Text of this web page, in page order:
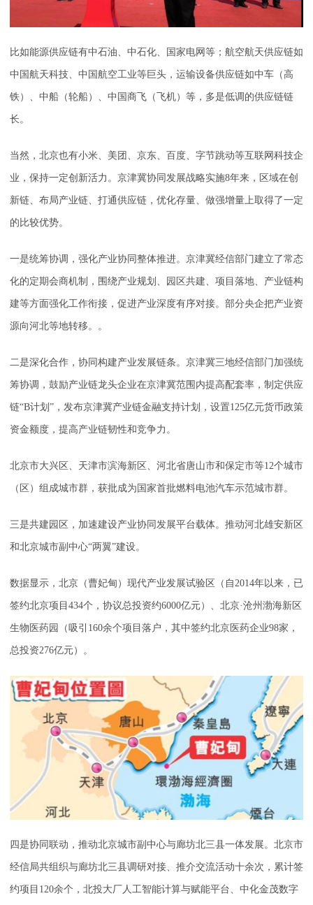
比如能源供应链有中石油、中石化、国家电网等；航空航天供应链如
中国航天科技、中国航空工业等巨头，运输设备供应链如中车（高
铁）、中船（轮船）、中国商飞（飞机）等，多是低调的供应链链
长。
当然，北京也有小米、美团、京东、百度、字节跳动等互联网科技企
业，保持一定创新活力。京津冀协同发展战略实施8年来，区域在创
新链、布局产业链、打通供应链，优化存量、做强增量上取得了一定
的比较优势。
一是统筹协调，强化产业协同整体推进。京津冀经信部门建立了常态
化的定期会商机制，围绕产业规划、园区共建、项目落地、产业链构
建等方面强化工作衔接，促进产业深度有序对接。部分央企把产业资
源向河北等地转移。。
二是深化合作，协同构建产业发展链条。京津冀三地经信部门加强统
筹协调，鼓励产业链龙头企业在京津冀范围内提高配套率，制定供应
链“B计划”，发布京津冀产业链金融支持计划，设置125亿元货币政策
资金额度，提高产业链韧性和竞争力。
北京市大兴区、天津市滨海新区、河北省唐山市和保定市等12个城市
（区）组成城市群，获批成为国家首批燃料电池汽车示范城市群。
三是共建园区，加速建设产业协同发展平台载体。推动河北雄安新区
和北京城市副中心“两翼”建设。
数据显示，北京（曹妃甸）现代产业发展试验区（自2014年以来，已
签约北京项目434个，协议总投资约6000亿元）、北京·沧州渤海新区
生物医药园（吸引160余个项目落户，其中签约北京医药企业98家，
总投资276亿元）。
四是协同联动，推动北京城市副中心与廊坊北三县一体发展。北京市
经信局共组织与廊坊北三县调研对接、推介交流活动十余次，累计签
约项目120余个，北投大厂人工智能计算与赋能平台、中化金茂数字